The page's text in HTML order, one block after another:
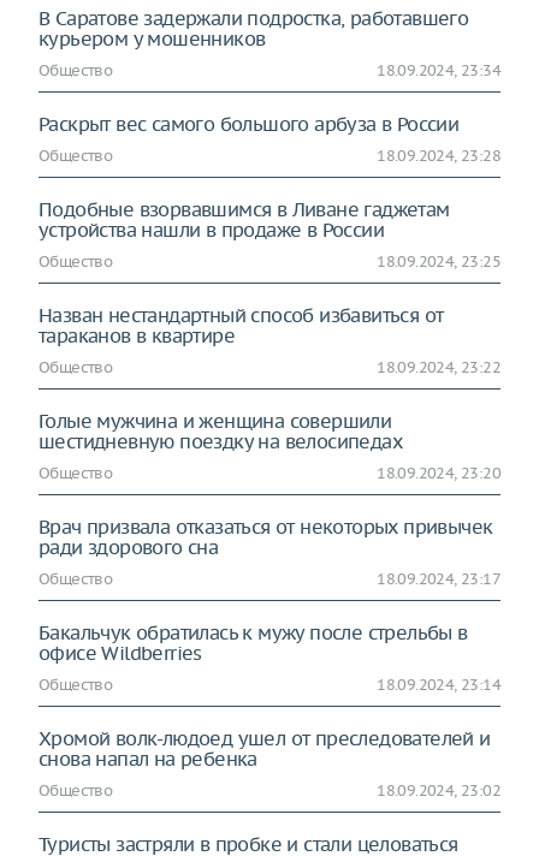
В Саратове задержали подростка, работавшего
курьером у мошенников
Общество 18.09.2024, 23:34
Раскрыт вес самого большого арбуза в России
Общество 18.09.2024, 23:28
Подобные взорвавшимся в Ливане гаджетам
устройства нашли в продаже в России
Общество 18.09.2024, 23:25
Назван нестандартный способ избавиться от
тараканов в квартире
Общество 18.09.2024, 23:22
Голые мужчина и женщина совершили
шестидневную поездку на велосипедах
Общество 18.09.2024, 23:20
Врач призвала отказаться от некоторых привычек
ради здорового сна
Общество 18.09.2024, 23:17
Бакальчук обратилась к мужу после стрельбы в
офисе Wildberries
Общество 18.09.2024, 23:14
Хромой волк-людоед ушел от преследователей и
снова напал на ребенка
Общество 18.09.2024, 23:02
Туристы застряли в пробке и стали целоваться